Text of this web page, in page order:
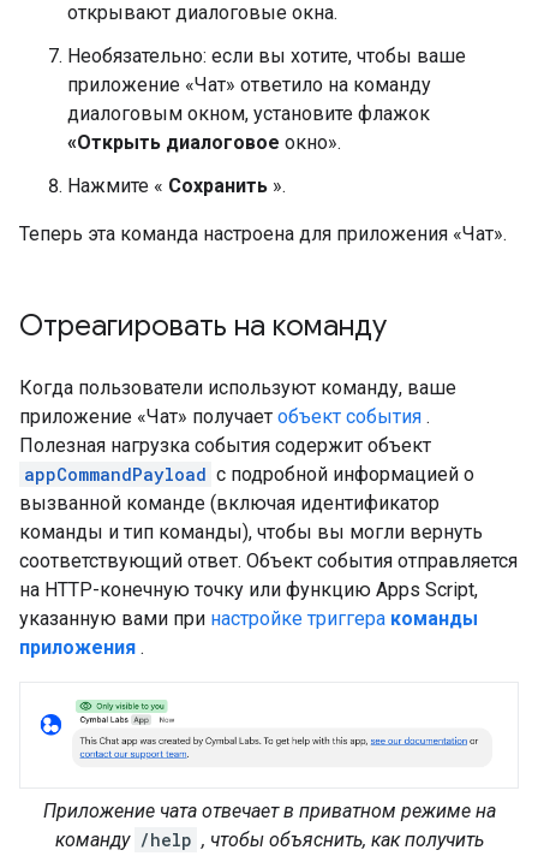
открывают диалоговые окна.
Необязательно: если вы хотите, чтобы ваше
приложение «Чат» ответило на команду
диалоговым окном, установите флажок
«Открыть диалоговое окно».
Нажмите « Сохранить ».
Теперь эта команда настроена для приложения «Чат».
Отреагировать на команду
Когда пользователи используют команду, ваше
приложение «Чат» получает объект события .
Полезная нагрузка события содержит объект
appCommandPayload с подробной информацией о
вызванной команде (включая идентификатор
команды и тип команды), чтобы вы могли вернуть
соответствующий ответ. Объект события отправляется
на HTTP-конечную точку или функцию Apps Script,
указанную вами при настройке триггера команды
приложения .
Приложение чата отвечает в приватном режиме на
команду /help , чтобы объяснить, как получить